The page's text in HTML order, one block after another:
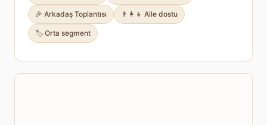
🎉 Arkadaş Toplantısı 👨‍👩‍👧 Aile dostu
🏷️ Orta segment